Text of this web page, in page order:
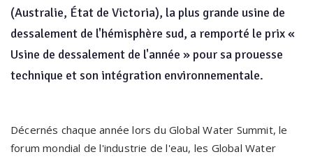
(Australie, État de Victoria), la plus grande usine de
dessalement de l'hémisphère sud, a remporté le prix «
Usine de dessalement de l'année » pour sa prouesse
technique et son intégration environnementale.
Décernés chaque année lors du Global Water Summit, le
forum mondial de l'industrie de l'eau, les Global Water